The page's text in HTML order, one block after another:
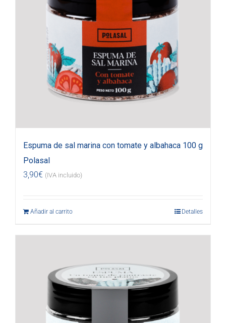
Espuma de sal marina con tomate y albahaca 100 g
Polasal
3,90€ (IVA incluido)
Añadir al carrito Detalles